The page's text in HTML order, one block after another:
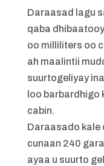
Daraasad lagu
qaba
oo milliliters oo
ah maalintii
suurtogeliyay
loo barbardhigo
cabin.
Daraasado kale
cunaan 240
ayaa u suurto